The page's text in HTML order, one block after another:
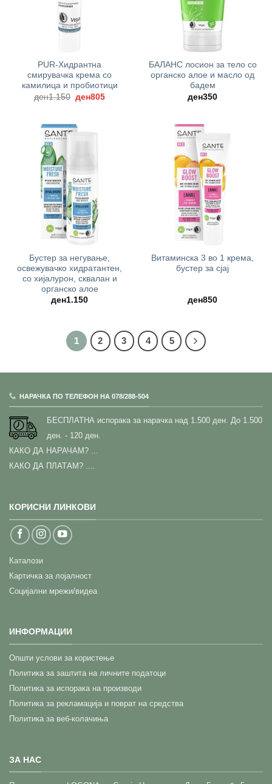
PUR-Хидрантна
смирувачка крема со
камилица и пробиотици
ден1.150
Original
price
ден805Current
БАЛАНС лосион за тело со
органско алое и масло од
бадем
ден350
Бустер за негување,
освежувачко хидратантен,
со хијалурон, сквалан и
органско алое
ден1.150
Витаминска 3 во 1 крема,
бустер за сјај
ден850
1 2 3 4 5
НАРАЧКА ПО ТЕЛЕФОН НА 078/288-504
БЕСПЛАТНА испорака за нарачка над 1.500 ден. До 1.500
ден. - 120 ден.
КАКО ДА НАРАЧАМ? ...
КАКО ДА ПЛАТАМ? ....
КОРИСНИ ЛИНКОВИ
Каталози
Картичка за лојалност
Социјални мрежи/видеа
ИНФОРМАЦИИ
Општи услови за користење
Политика за заштита на личните податоци
Политика за испорака на производи
Политика за рекламација и поврат на средства
Политика за веб-колачиња
ЗА НАС